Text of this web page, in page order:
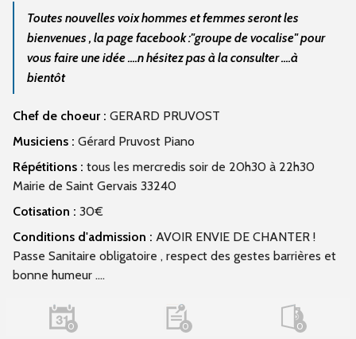
Toutes nouvelles voix hommes et femmes seront les
bienvenues , la page facebook :"groupe de vocalise" pour
vous faire une idée ....n hésitez pas à la consulter ....à
bientôt
Chef de choeur : GERARD PRUVOST
Musiciens : Gérard Pruvost Piano
Répétitions : tous les mercredis soir de 20h30 à 22h30
Mairie de Saint Gervais 33240
Cotisation : 30€
Conditions d'admission : AVOIR ENVIE DE CHANTER !
Passe Sanitaire obligatoire , respect des gestes barrières et
bonne humeur ....
0 0 0